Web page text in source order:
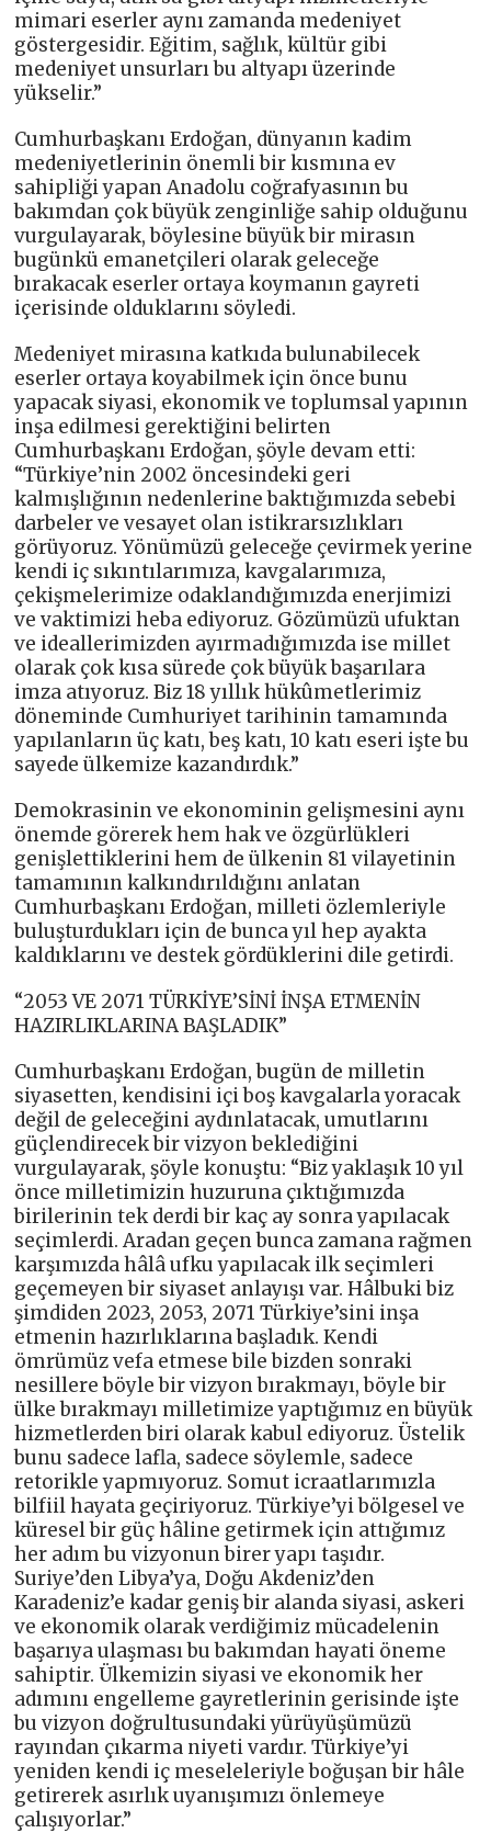
mimari eserler aynı zamanda medeniyet
göstergesidir. Eğitim, sağlık, kültür gibi
medeniyet unsurları bu altyapı üzerinde
yükselir.”
Cumhurbaşkanı Erdoğan, dünyanın kadim
medeniyetlerinin önemli bir kısmına ev
sahipliği yapan Anadolu coğrafyasının bu
bakımdan çok büyük zenginliğe sahip olduğunu
vurgulayarak, böylesine büyük bir mirasın
bugünkü emanetçileri olarak geleceğe
bırakacak eserler ortaya koymanın gayreti
içerisinde olduklarını söyledi.
Medeniyet mirasına katkıda bulunabilecek
eserler ortaya koyabilmek için önce bunu
yapacak siyasi, ekonomik ve toplumsal yapının
inşa edilmesi gerektiğini belirten
Cumhurbaşkanı Erdoğan, şöyle devam etti:
“Türkiye’nin 2002 öncesindeki geri
kalmışlığının nedenlerine baktığımızda sebebi
darbeler ve vesayet olan istikrarsızlıkları
görüyoruz. Yönümüzü geleceğe çevirmek yerine
kendi iç sıkıntılarımıza, kavgalarımıza,
çekişmelerimize odaklandığımızda enerjimizi
ve vaktimizi heba ediyoruz. Gözümüzü ufuktan
ve ideallerimizden ayırmadığımızda ise millet
olarak çok kısa sürede çok büyük başarılara
imza atıyoruz. Biz 18 yıllık hükûmetlerimiz
döneminde Cumhuriyet tarihinin tamamında
yapılanların üç katı, beş katı, 10 katı eseri işte bu
sayede ülkemize kazandırdık.”
Demokrasinin ve ekonominin gelişmesini aynı
önemde görerek hem hak ve özgürlükleri
genişlettiklerini hem de ülkenin 81 vilayetinin
tamamının kalkındırıldığını anlatan
Cumhurbaşkanı Erdoğan, milleti özlemleriyle
buluşturdukları için de bunca yıl hep ayakta
kaldıklarını ve destek gördüklerini dile getirdi.
“2053 VE 2071 TÜRKİYE’SİNİ İNŞA ETMENİN
HAZIRLIKLARINA BAŞLADIK”
Cumhurbaşkanı Erdoğan, bugün de milletin
siyasetten, kendisini içi boş kavgalarla yoracak
değil de geleceğini aydınlatacak, umutlarını
güçlendirecek bir vizyon beklediğini
vurgulayarak, şöyle konuştu: “Biz yaklaşık 10 yıl
önce milletimizin huzuruna çıktığımızda
birilerinin tek derdi bir kaç ay sonra yapılacak
seçimlerdi. Aradan geçen bunca zamana rağmen
karşımızda hâlâ ufku yapılacak ilk seçimleri
geçemeyen bir siyaset anlayışı var. Hâlbuki biz
şimdiden 2023, 2053, 2071 Türkiye’sini inşa
etmenin hazırlıklarına başladık. Kendi
ömrümüz vefa etmese bile bizden sonraki
nesillere böyle bir vizyon bırakmayı, böyle bir
ülke bırakmayı milletimize yaptığımız en büyük
hizmetlerden biri olarak kabul ediyoruz. Üstelik
bunu sadece lafla, sadece söylemle, sadece
retorikle yapmıyoruz. Somut icraatlarımızla
bilfiil hayata geçiriyoruz. Türkiye’yi bölgesel ve
küresel bir güç hâline getirmek için attığımız
her adım bu vizyonun birer yapı taşıdır.
Suriye’den Libya’ya, Doğu Akdeniz’den
Karadeniz’e kadar geniş bir alanda siyasi, askeri
ve ekonomik olarak verdiğimiz mücadelenin
başarıya ulaşması bu bakımdan hayati öneme
sahiptir. Ülkemizin siyasi ve ekonomik her
adımını engelleme gayretlerinin gerisinde işte
bu vizyon doğrultusundaki yürüyüşümüzü
rayından çıkarma niyeti vardır. Türkiye’yi
yeniden kendi iç meseleleriyle boğuşan bir hâle
getirerek asırlık uyanışımızı önlemeye
çalışıyorlar.”